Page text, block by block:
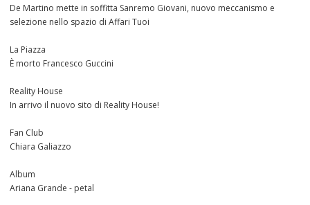
De Martino mette in soffitta Sanremo Giovani, nuovo meccanismo e
selezione nello spazio di Affari Tuoi
La Piazza
È morto Francesco Guccini
Reality House
In arrivo il nuovo sito di Reality House!
Fan Club
Chiara Galiazzo
Album
Ariana Grande - petal